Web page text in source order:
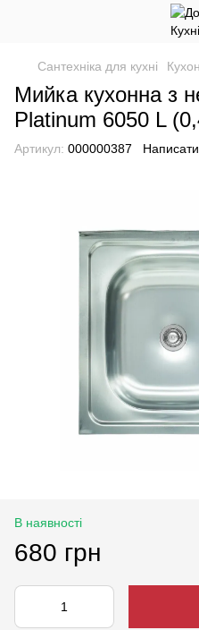
Сантехніка для кухні
Мийка кухонна з
Platinum 6050 L
Артикул: 000000387 Написати
В наявності
680 грн